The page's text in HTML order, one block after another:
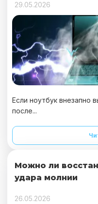
29.05.2026
Если ноутбук внезапно
после...
Можно ли
удара молнии
26.05.2026